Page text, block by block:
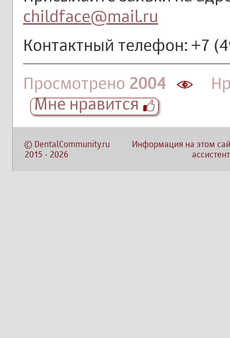
childface@mail.ru
Контактный телефон: +7
Просмотрено 2004
Мне нравится
© DentalCommunity.ru
2015 - 2026
Информация на этом